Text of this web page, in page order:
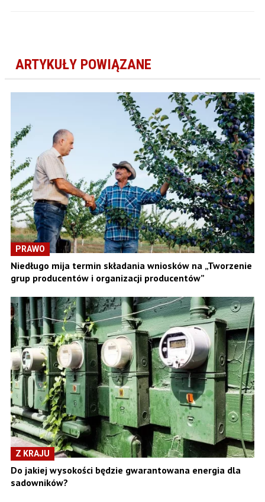
ARTYKUŁY POWIĄZANE
PRAWO
Niedługo mija termin składania wniosków na „Tworzenie
grup producentów i organizacji producentów”
Z KRAJU
Do jakiej wysokości będzie gwarantowana energia dla
sadowników?